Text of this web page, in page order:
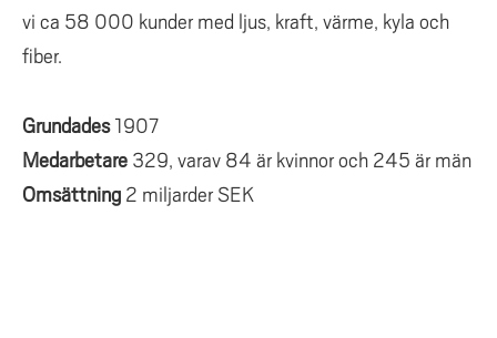
vi ca 58 000 kunder med ljus, kraft, värme, kyla och
fiber.
Grundades1907
Medarbetare 329, varav 84 är kvinnor och 245 är män
Omsättning 2 miljarder SEK